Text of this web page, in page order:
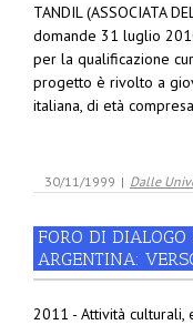
TANDIL (ASSOCIATA
domande 31 luglio
per la qualificazione
progetto è rivolto a
italiana, di età
30/11/1999 | Dalle
FORO DI
ARGENTINA:
2011 - Attività culturali,